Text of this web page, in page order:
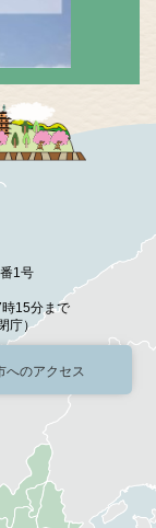
1号
15分まで
庁）
へのアクセス